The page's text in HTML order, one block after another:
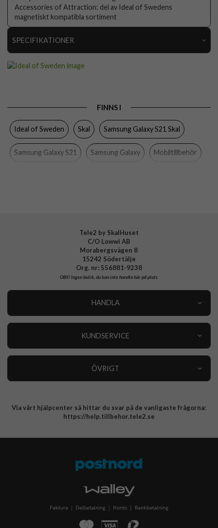
Accessories of Attraction: del av Ideal of Swedens
magnetiskt kompatibla sortiment
SPECIFIKATIONER
Trådlös laddning-kompatibel
Färg Flerfärgad
Hårdplast (PC)
FINNS I
Ideal of Sweden Skal Samsung Galaxy S21 Skal
Samsung Galaxy S21 Samsung Galaxy Mobiltillbehör
Tele2 by SkalHuset
C/O Lowwi AB
Morabergsvägen 8
15242 Södertälje
Org. nr: 556881-9238
OBS!Ingen butik, du kan inte handla här på plats
HANDLA
KUNDSERVICE
ÖVRIGT
Integritetspolicy
Via vårt hjälpcenter så hittar du svar på de vanligaste frågorna:
https://help.tillbehor.tele2.se